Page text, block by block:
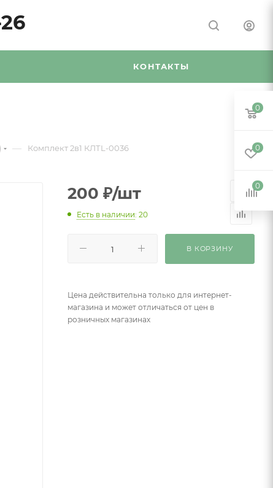
КОНТАКТЫ
— Комплект 2в1 КЛТL-0036
200 ₽/шт
Есть в наличии: 20
В КОРЗИНУ
Цена действительна только для интернет-
магазина и может отличаться от цен в
розничных магазинах
0
0
0